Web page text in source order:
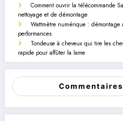
Comment ouvrir la télécommande
nettoyage et de démontage
Wattmètre numérique : démontage
performances
Tondeuse à cheveux qui tire les
rapide pour affûter la lame